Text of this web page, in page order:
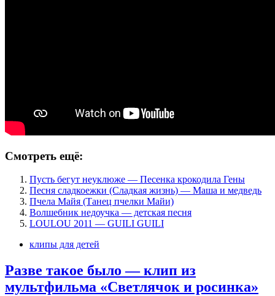
Смотреть ещё:
Пусть бегут неуклюже — Песенка крокодила Гены
Песня сладкоежки (Сладкая жизнь) — Маша и медведь
Пчела Майя (Танец пчелки Майи)
Волшебник недоучка — детская песня
LOULOU 2011 — GUILI GUILI
клипы для детей
Разве такое было — клип из
мультфильма «Светлячок и росинка»